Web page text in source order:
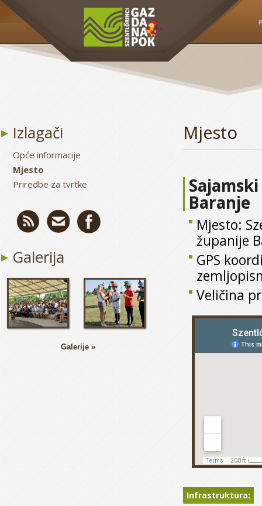
Izlagači
Opće informacije
Mjesto
Priredbe za tvrtke
Galerija
Galerije »
Mjesto
Baranje
Mjesto:
županije
GPS
Veličina
Prikaži
Infrastruktura: